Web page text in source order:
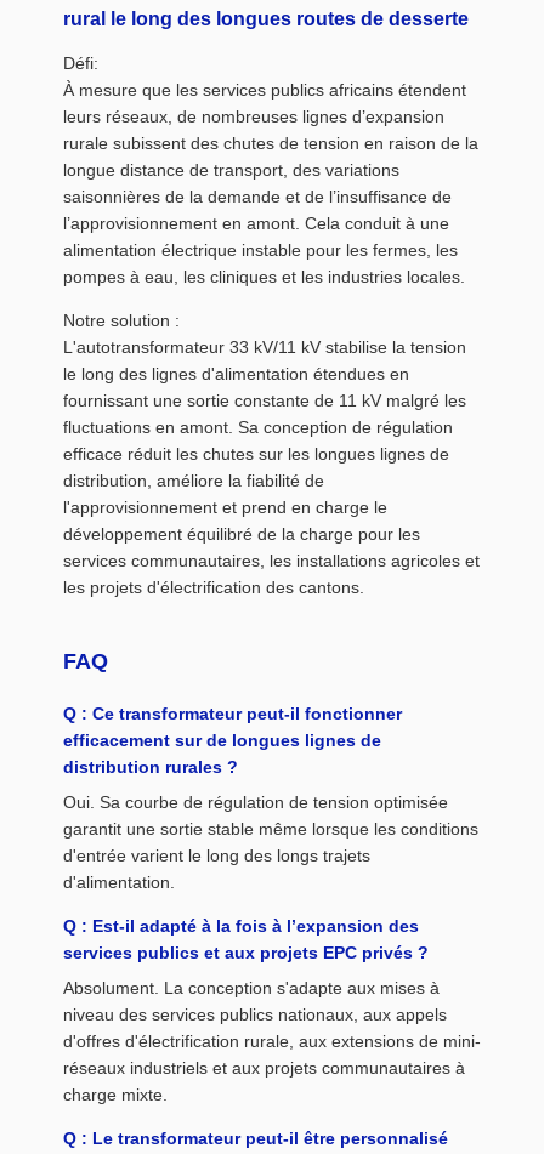
rural le long des longues routes de desserte
Défi:
À mesure que les services publics africains étendent
leurs réseaux, de nombreuses lignes d’expansion
rurale subissent des chutes de tension en raison de la
longue distance de transport, des variations
saisonnières de la demande et de l’insuffisance de
l’approvisionnement en amont. Cela conduit à une
alimentation électrique instable pour les fermes, les
pompes à eau, les cliniques et les industries locales.
Notre solution :
L'autotransformateur 33 kV/11 kV stabilise la tension
le long des lignes d'alimentation étendues en
fournissant une sortie constante de 11 kV malgré les
fluctuations en amont. Sa conception de régulation
efficace réduit les chutes sur les longues lignes de
distribution, améliore la fiabilité de
l'approvisionnement et prend en charge le
développement équilibré de la charge pour les
services communautaires, les installations agricoles et
les projets d'électrification des cantons.
FAQ
Q : Ce transformateur peut-il fonctionner
efficacement sur de longues lignes de
distribution rurales ?
Oui. Sa courbe de régulation de tension optimisée
garantit une sortie stable même lorsque les conditions
d'entrée varient le long des longs trajets
d'alimentation.
Q : Est-il adapté à la fois à l’expansion des
services publics et aux projets EPC privés ?
Absolument. La conception s'adapte aux mises à
niveau des services publics nationaux, aux appels
d'offres d'électrification rurale, aux extensions de mini-
réseaux industriels et aux projets communautaires à
charge mixte.
Q : Le transformateur peut-il être personnalisé